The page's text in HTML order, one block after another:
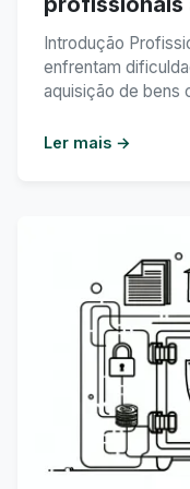
Introdução
enfrentam
aquisição de bens
alternativa
Ler mais →